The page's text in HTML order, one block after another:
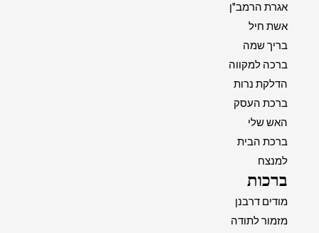
אגרת הרמב"ן
אשת חיל
בריך שמה
ברכה למקווה
הדלקת נרות
ברכת העסק
האש שלי
ברכת הבית
למנצח
ברכות
מודים דרבנן
מזמור לתודה